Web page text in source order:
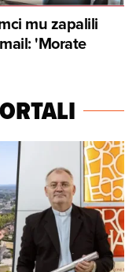
mu zapalili
'Morate